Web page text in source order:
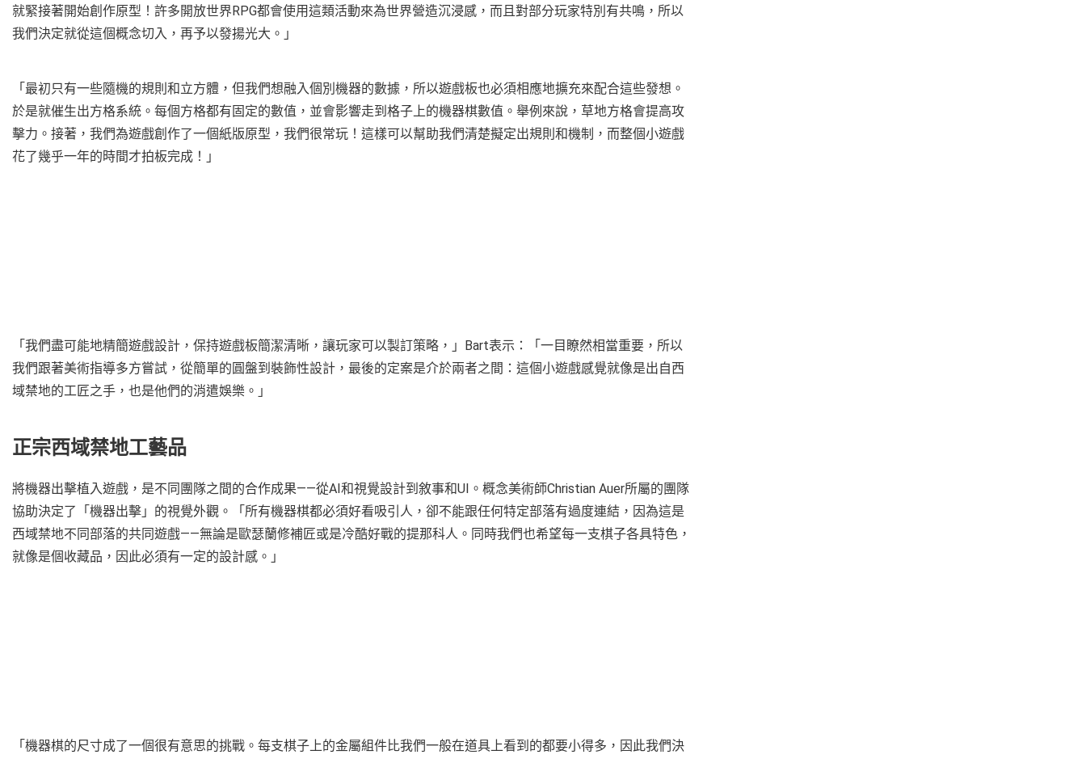
就緊接著開始創作原型！許多開放世界RPG都會使用這類活動來為世界營造沉浸感，而且對部分玩家特別有共鳴，所以
我們決定就從這個概念切入，再予以發揚光大。」
「最初只有一些隨機的規則和立方體，但我們想融入個別機器的數據，所以遊戲板也必須相應地擴充來配合這些發想。
於是就催生出方格系統。每個方格都有固定的數值，並會影響走到格子上的機器棋數值。舉例來說，草地方格會提高攻
擊力。接著，我們為遊戲創作了一個紙版原型，我們很常玩！這樣可以幫助我們清楚擬定出規則和機制，而整個小遊戲
花了幾乎一年的時間才拍板完成！」
「我們盡可能地精簡遊戲設計，保持遊戲板簡潔清晰，讓玩家可以製訂策略，」Bart表示：「一目瞭然相當重要，所以
我們跟著美術指導多方嘗試，從簡單的圓盤到裝飾性設計，最後的定案是介於兩者之間：這個小遊戲感覺就像是出自西
域禁地的工匠之手，也是他們的消遣娛樂。」
正宗西域禁地工藝品
將機器出擊植入遊戲，是不同團隊之間的合作成果——從AI和視覺設計到敘事和UI。概念美術師Christian Auer所屬的團隊
協助決定了「機器出擊」的視覺外觀。「所有機器棋都必須好看吸引人，卻不能跟任何特定部落有過度連結，因為這是
西域禁地不同部落的共同遊戲——無論是歐瑟蘭修補匠或是冷酷好戰的提那科人。同時我們也希望每一支棋子各具特色，
就像是個收藏品，因此必須有一定的設計感。」
「機器棋的尺寸成了一個很有意思的挑戰。每支棋子上的金屬組件比我們一般在道具上看到的都要小得多，因此我們決